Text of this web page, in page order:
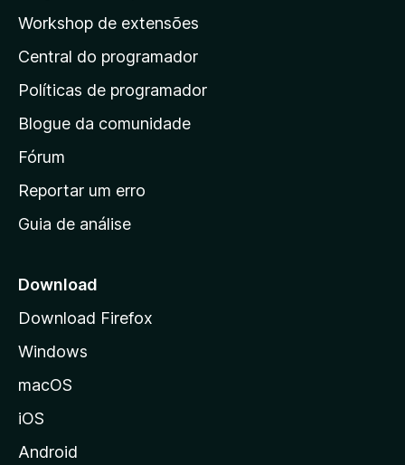
á
g
i
a
i
n
c
a
d
a
z
i
Workshop de extensões
Central do programador
Políticas de programador
Blogue da comunidade
Fórum
Reportar um erro
Guia de análise
Download
Download Firefox
Windows
macOS
iOS
Android